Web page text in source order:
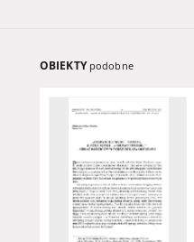
OBIEKTY podobne